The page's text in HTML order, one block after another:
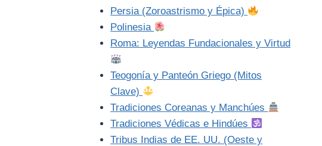
Persia (Zoroastrismo y Épica)
Polinesia
Roma: Leyendas Fundacionales y Virtud
Teogonía y Panteón Griego (Mitos
Clave)
Tradiciones Coreanas y Manchúes
Tradiciones Védicas e Hindúes
Tribus Indias de EE. UU. (Oeste y